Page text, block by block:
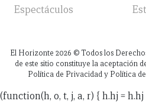
Espectáculos
El Horizonte 2026 © Todos los
de este sitio constituye la aceptación
Política de Privacidad y Política de
(function(h, o, t, j, a, r) { h.hj =